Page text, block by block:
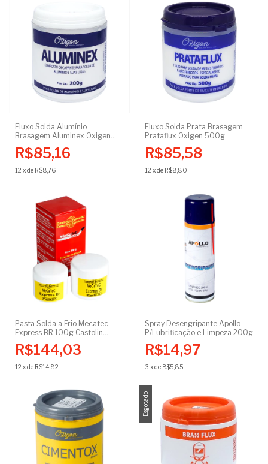
Fluxo Solda Alumínio
Brasagem Aluminex Oxigen
R$85,16
12 xde R$8,76
Fluxo Solda Prata Brasagem
Prataflux Oxigen 500g
R$85,58
12 xde R$8,80
Pasta Solda a Frio Mecatec
Express BR 100g Castolin
Eutectic
R$144,03
12 xde R$14,82
Spray Desengripante Apollo
P/Lubrificação e Limpeza 200g
R$14,97
3 xde R$5,85
Esgotado